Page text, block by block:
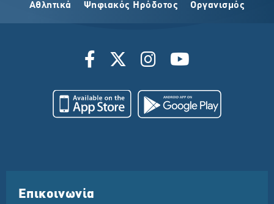
Αθλητικά Ψηφιακός Ηρόδοτος Οργανισμός
Επικοινωνία